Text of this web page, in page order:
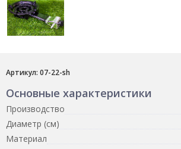
Артикул: 07-22-sh
Основные характеристики
Производство
Диаметр (см)
Материал